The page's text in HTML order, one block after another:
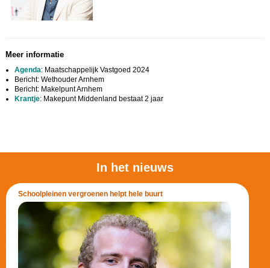
Meer informatie
Agenda: Maatschappelijk Vastgoed 2024
Bericht: Wethouder Arnhem
Bericht: Makelpunt Arnhem
Krantje: Makepunt Middenland bestaat 2 jaar
In het nieuws
Schoolpleinen vergroenen helpt hele buurt